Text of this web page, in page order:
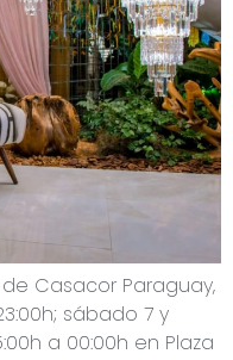
de Casacor Paraguay,
sábado 7 y
a 00:00h en Plaza